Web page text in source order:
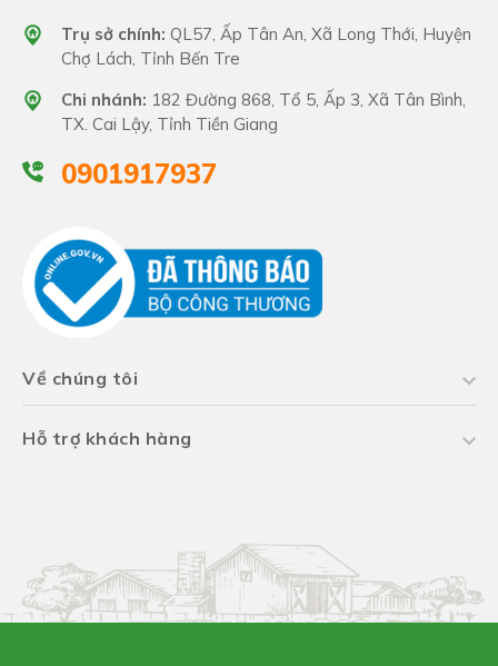
Trụ sở chính: QL57, Ấp Tân An, Xã Long Thới, Huyện
Chợ Lách, Tỉnh Bến Tre
Chi nhánh: 182 Đường 868, Tổ 5, Ấp 3, Xã Tân Bình,
TX. Cai Lậy, Tỉnh Tiền Giang
0901917937
Về chúng tôi
Hỗ trợ khách hàng